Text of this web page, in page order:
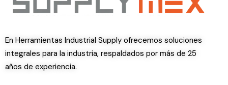
En Herramientas Industrial Supply ofrecemos soluciones
integrales para la industria, respaldados por más de 25
años de experiencia.